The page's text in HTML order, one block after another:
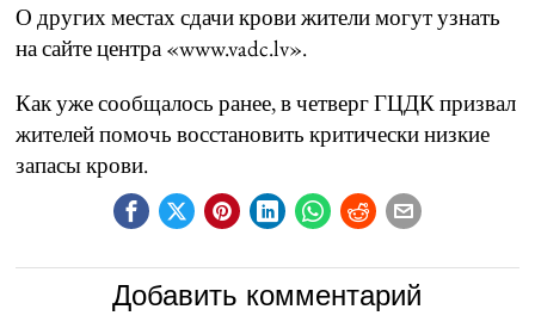
О других местах сдачи крови жители могут узнать
на сайте центра «www.vadc.lv».
Как уже сообщалось ранее, в четверг ГЦДК призвал
жителей помочь восстановить критически низкие
запасы крови.
Добавить комментарий